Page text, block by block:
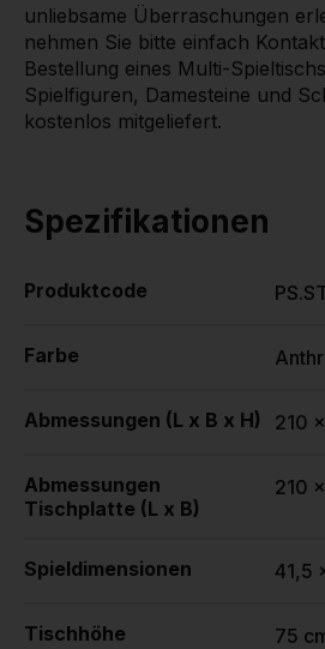
unliebsame Überraschungen
nehmen Sie bitte einfach
Bestellung eines Multi-
Spielfiguren, Damesteine und
kostenlos mitgeliefert.
Spezifikationen
Produktcode
Farbe
Abmessungen (L x B x H) 210
Abmessungen
Tischplatte (L x B)
210
Spieldimensionen 41,5
Tischhöhe 75